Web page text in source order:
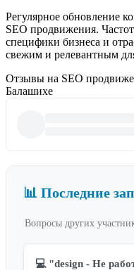
Регулярное обновление
SEO продвижения.
специфики бизнеса и
свежим и релевантным
Отзывы на SEO
Балашихе
📊 Последние
Вопросы других
💻 "design - Не